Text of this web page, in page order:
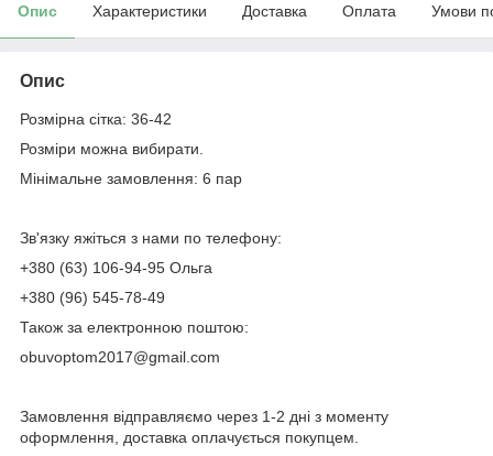
Опис Характеристики Доставка Оплата Умови
Опис
Розмірна сітка: 36-42
Розміри можна вибирати.
Мінімальне замовлення: 6 пар
Зв'язку яжіться з нами по телефону:
+380 (63) 106-94-95 Ольга
+380 (96) 545-78-49
Також за електронною поштою:
obuvoptom2017@gmail.com
Замовлення відправляємо через 1-2 дні з моменту
оформлення, доставка оплачується покупцем.